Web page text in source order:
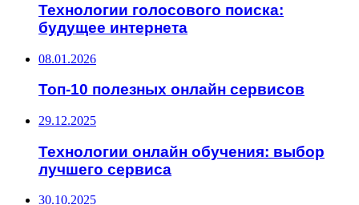
Технологии голосового поиска:
будущее интернета
08.01.2026
Топ-10 полезных онлайн сервисов
29.12.2025
Технологии онлайн обучения: выбор
лучшего сервиса
30.10.2025